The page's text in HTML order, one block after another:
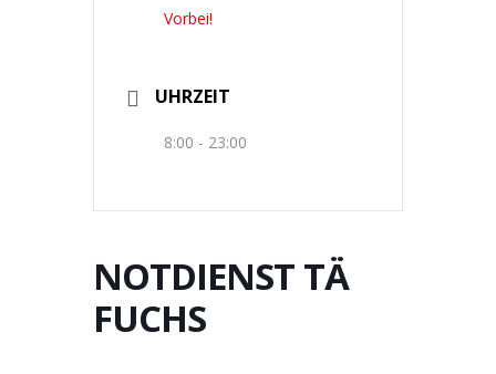
Vorbei!
UHRZEIT
8:00 - 23:00
NOTDIENST TÄ
FUCHS